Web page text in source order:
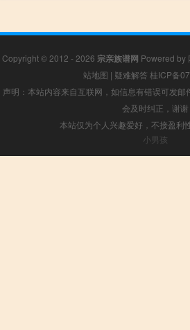
Copyright © 2012 - 2026 宗亲族谱网 Powered by
站地图 | 疑难解答 桂ICP备
声明：本站内容来自互联网，如信息有错误可发
会及时纠正，谢谢
本站仅为个人兴趣爱好，不接盈利
小男孩